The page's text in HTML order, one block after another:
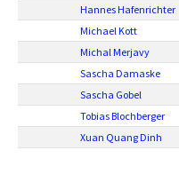
Hannes Hafenrichter
Michael Kott
Michal Merjavy
Sascha Damaske
Sascha Gobel
Tobias Blochberger
Xuan Quang Dinh